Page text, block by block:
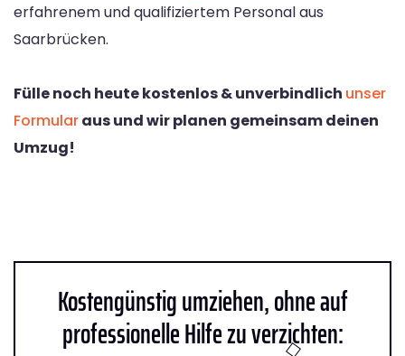
erfahrenem und qualifiziertem Personal aus
Saarbrücken.
Fülle noch heute kostenlos & unverbindlich unser
Formularaus und wir planen gemeinsam deinen
Umzug!
Kostengünstig umziehen, ohne auf
professionelle Hilfe zu verzichten: